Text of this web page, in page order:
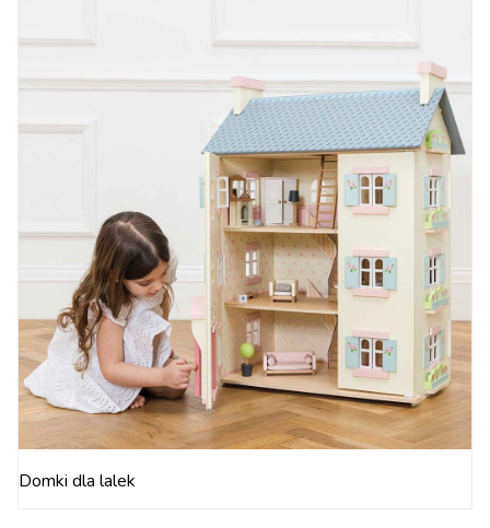
Domki dla lalek